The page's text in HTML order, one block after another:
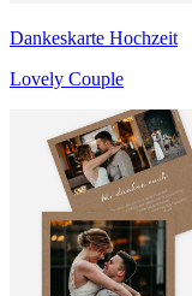
Dankeskarte Hochzeit
Lovely Couple